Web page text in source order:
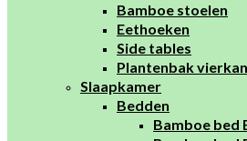
Bamboe stoelen
Eethoeken
Side tables
Plantenbak
Slaapkamer
Bedden
Bamboe bed